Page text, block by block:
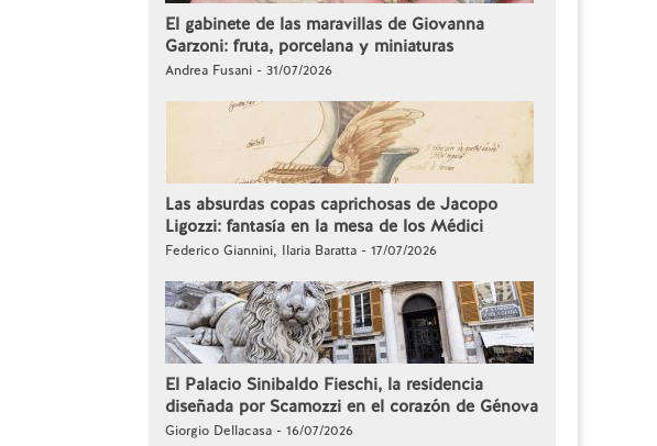
El gabinete de las maravillas de Giovanna
Garzoni: fruta, porcelana y miniaturas
Andrea Fusani - 31/07/2026
Las absurdas copas caprichosas de Jacopo
Ligozzi: fantasía en la mesa de los Médici
Federico Giannini, Ilaria Baratta - 17/07/2026
El Palacio Sinibaldo Fieschi, la residencia
diseñada por Scamozzi en el corazón de Génova
Giorgio Dellacasa - 16/07/2026